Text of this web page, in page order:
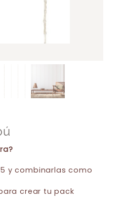
y combinarlas como
crear tu pack